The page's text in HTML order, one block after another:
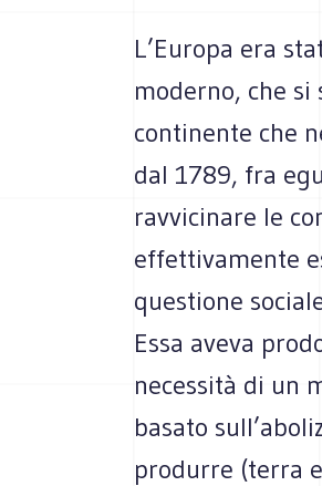
L’Europa era
moderno, che si
continente che
dal 1789, fra
ravvicinare le
effettivamente
questione
Essa aveva
necessità di un
basato
produrre (terra